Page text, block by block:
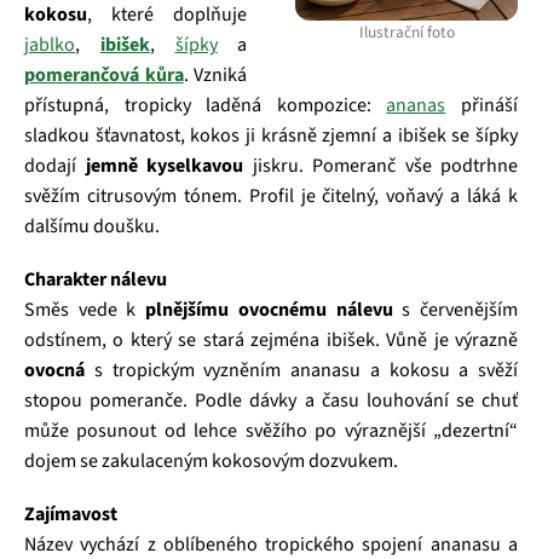
Ilustrační foto
kokosu, které doplňuje
jablko, ibišek, šípkya
pomerančová kůra. Vzniká
přístupná, tropicky laděná kompozice: ananas přináší
sladkou šťavnatost, kokos ji krásně zjemní a ibišek se šípky
dodají jemně kyselkavou jiskru. Pomeranč vše podtrhne
svěžím citrusovým tónem. Profil je čitelný, voňavý a láká k
dalšímu doušku.
Charakter nálevu
Směs vede k plnějšímu ovocnému nálevu s červenějším
odstínem, o který se stará zejména ibišek. Vůně je výrazně
ovocná s tropickým vyzněním ananasu a kokosu a svěží
stopou pomeranče. Podle dávky a času louhování se chuť
může posunout od lehce svěžího po výraznější „dezertní“
dojem se zakulaceným kokosovým dozvukem.
Zajímavost
Název vychází z oblíbeného tropického spojení ananasu a